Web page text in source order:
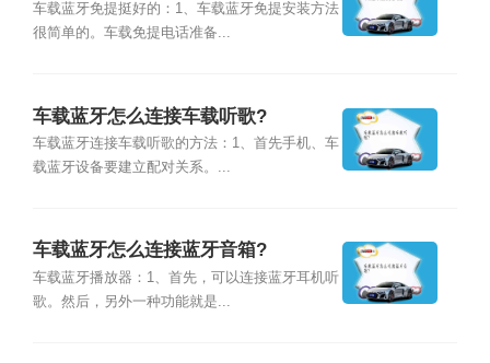
车载蓝牙免提挺好的：1、车载蓝牙免提安装方法
很简单的。车载免提电话准备...
车载蓝牙怎么连接车载听歌?
车载蓝牙连接车载听歌的方法：1、首先手机、车
载蓝牙设备要建立配对关系。...
车载蓝牙怎么连接蓝牙音箱?
车载蓝牙播放器：1、首先，可以连接蓝牙耳机听
歌。然后，另外一种功能就是...